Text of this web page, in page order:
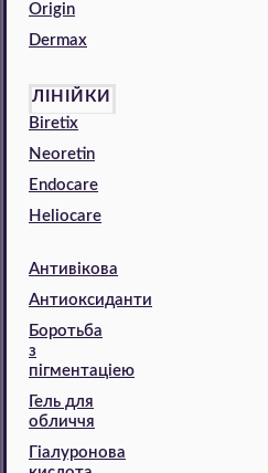
Origin
Dermax
ЛІНІЙКИ
Biretix
Neoretin
Endocare
Heliocare
Антивікова
Антиоксиданти
Боротьба
з
пігментаціею
Гель для
обличчя
Гіалуронова